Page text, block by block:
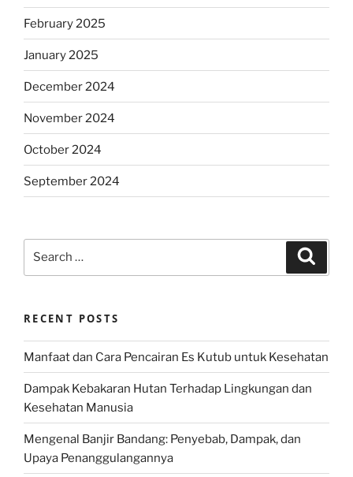
February 2025
January 2025
December 2024
November 2024
October 2024
September 2024
RECENT POSTS
Manfaat dan Cara Pencairan Es Kutub untuk Kesehatan
Dampak Kebakaran Hutan Terhadap Lingkungan dan
Kesehatan Manusia
Mengenal Banjir Bandang: Penyebab, Dampak, dan
Upaya Penanggulangannya